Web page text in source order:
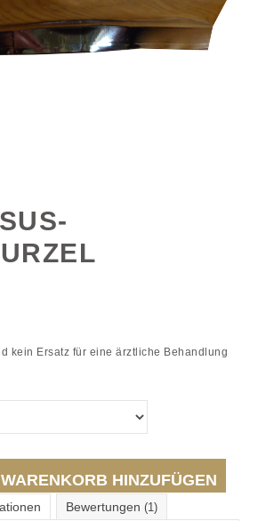
kein Ersatz für eine ärztliche Behandlung
HINZUFÜGEN
Bewertungen (1)